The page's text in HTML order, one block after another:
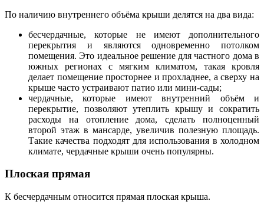
По наличию внутреннего объёма крыши делятся на два вида:
бесчердачные, которые не имеют дополнительного
перекрытия и являются одновременно потолком
помещения. Это идеальное решение для частного дома в
южных регионах с мягким климатом, такая кровля
делает помещение просторнее и прохладнее, а сверху на
крыше часто устраивают патио или мини-сады;
чердачные, которые имеют внутренний объём и
перекрытие, позволяют утеплить крышу и сократить
расходы на отопление дома, сделать полноценный
второй этаж в мансарде, увеличив полезную площадь.
Такие качества подходят для использования в холодном
климате, чердачные крыши очень популярны.
Плоская прямая
К бесчердачным относится прямая плоская крыша.